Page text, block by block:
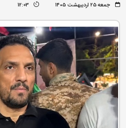
جمعه ۲۵ اردیبهشت ۱۴۰۵ 12:03